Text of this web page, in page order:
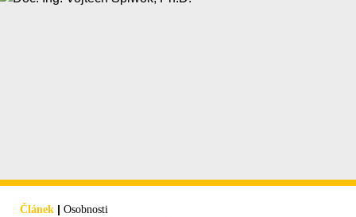
Článek | Osobnosti